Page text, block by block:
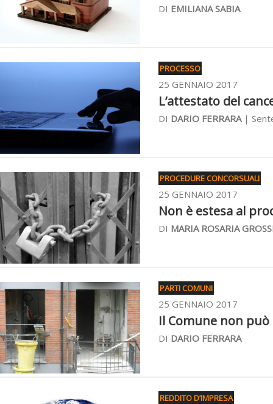
DI EMILIANA SABIA
PROCESSO
25 GENNAIO 2017
L’attestato del
DI DARIO FERRARA|
PROCEDURE CONCORSUALI
25 GENNAIO 2017
Non è estesa al
DI MARIA ROSARIA
PARTI COMUNI
25 GENNAIO 2017
Il Comune non
DI DARIO FERRARA
REDDITO D’IMPRESA